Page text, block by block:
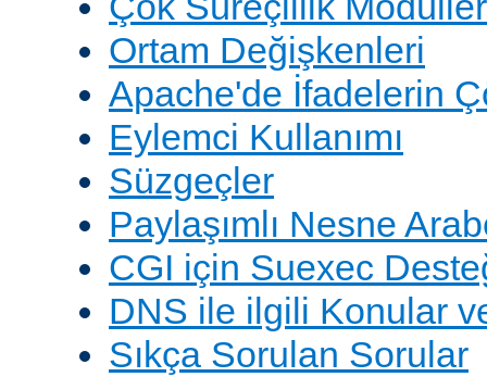
Ortam Değişkenleri
Apache'de İfadelerin
Eylemci Kullanımı
Süzgeçler
Paylaşımlı Nesne
CGI için Suexec
DNS ile ilgili Konular
Sıkça Sorulan Sorular